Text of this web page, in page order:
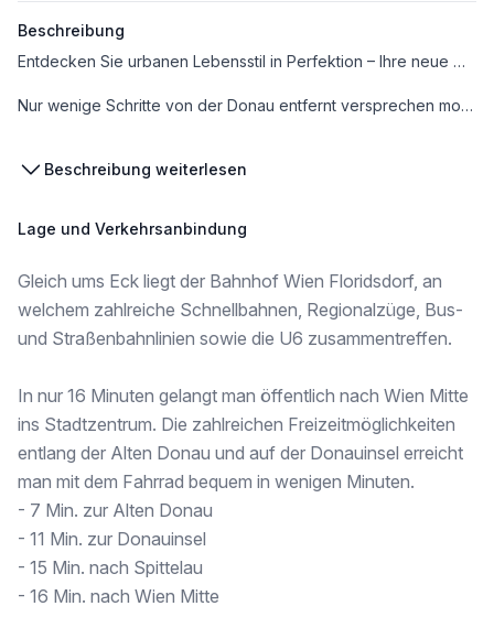
Beschreibung
Entdecken Sie urbanen Lebensstil in Perfektion – Ihre neue moderne Eigentumswohnung in wartet auf Sie! Wohnen mit allen Annehmlichkeiten der Großstadt in ruhiger und grüner Umgebung. In 15 Minuten mit direkter öffentlicher Anbindung in das Stadtzentrum und gleichzeitig die idyllischen Donauufer genießen? Unser neuestes Wohnprojekt macht es möglich und verbindet das Beste beider Welten!
Nur wenige Schritte von der Donau entfernt versprechen moderne Eigentumswohnungen mit hochwertiger Ausstattung, flexiblen Grundrissen und großzügigen Freiflächen eine nachhaltige Lebensqualität im schönen Floridsdorf. Wer seine Freizeit gerne im Grünen oder am Wasser verbringt, gelangt in Kürze zum idyllischen Ufer der Alten Donau oder zum Naherholungsgebiet Donauinsel. Diejenigen, die es in die Stadt zieht, erreichen das Zentrum Wiens dank der ausgezeichneten öffentlichen Anbindung in nur ca. 15 Minuten.
Apotheke <500m
Krankenhaus <1.250m
Schule <250m
Universität <250m
Höhere Schule <500m
Nahversorgung
Supermarkt <250m
Bäckerei <250m
Sonstige
Geldautomat <250m
Beschreibung weiterlesen
Lage und Verkehrsanbindung
Gleich ums Eck liegt der Bahnhof Wien Floridsdorf, an
welchem zahlreiche Schnellbahnen, Regionalzüge, Bus-
und Straßenbahnlinien sowie die U6 zusammentreffen.
In nur 16 Minuten gelangt man öffentlich nach Wien Mitte
ins Stadtzentrum. Die zahlreichen Freizeitmöglichkeiten
entlang der Alten Donau und auf der Donauinsel erreicht
man mit dem Fahrrad bequem in wenigen Minuten.
- 7 Min. zur Alten Donau
- 11 Min. zur Donauinsel
- 15 Min. nach Spittelau
- 16 Min. nach Wien Mitte